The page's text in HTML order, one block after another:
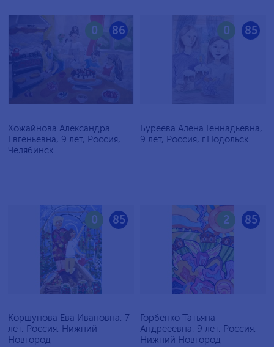
86
0
Хожайнова Александра
Евгеньевна, 9 лет, Россия,
Челябинск
85
0
Буреева Алёна Геннадьевна,
9 лет, Россия, г.Подольск
85
0
Коршунова Ева Ивановна, 7
лет, Россия, Нижний
Новгород
85
2
Горбенко Татьяна
Андрееевна, 9 лет, Россия,
Нижний Новгород